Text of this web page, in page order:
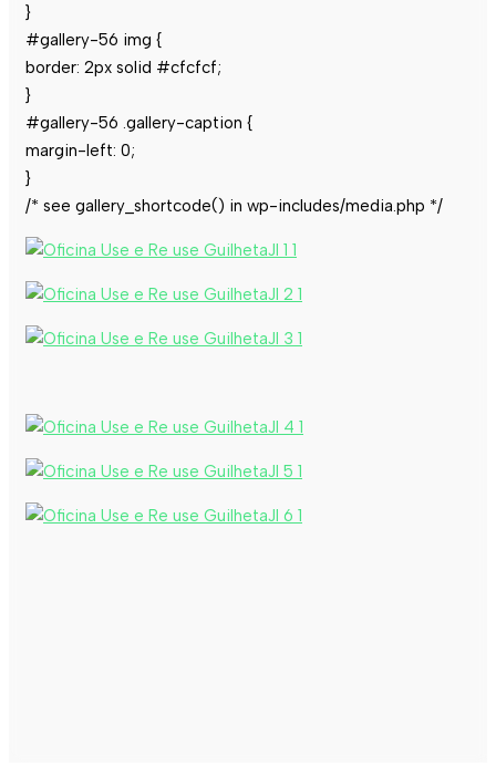
}
#gallery-56 img {
border: 2px solid #cfcfcf;
}
#gallery-56 .gallery-caption {
margin-left: 0;
}
/* see gallery_shortcode() in wp-includes/media.php */